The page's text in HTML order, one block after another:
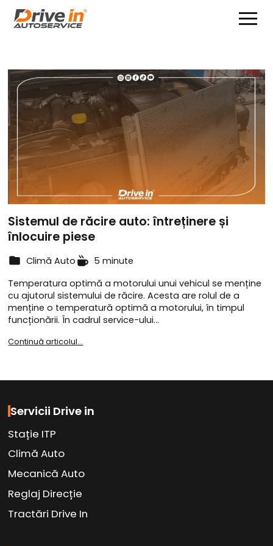
Sistemul de răcire auto: întreținere și
înlocuire piese
Climă Auto
5 minute
Temperatura optimă a motorului unui vehicul se menține
cu ajutorul sistemului de răcire. Acesta are rolul de a
menține o temperatură optimă a motorului, în timpul
funcționării. În cadrul service-ului…
Continuă articolul...
Servicii Drive in
Stație ITP
Climă Auto
Mecanică Auto
Reglaj Direcție
Tractări Drive In